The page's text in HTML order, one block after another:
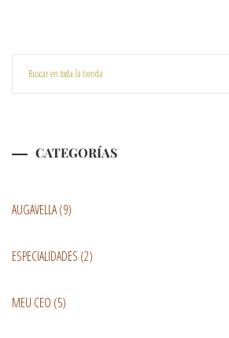
CATEGORÍAS
AUGAVELLA(9)
ESPECIALIDADES (2)
MEU CEO (5)